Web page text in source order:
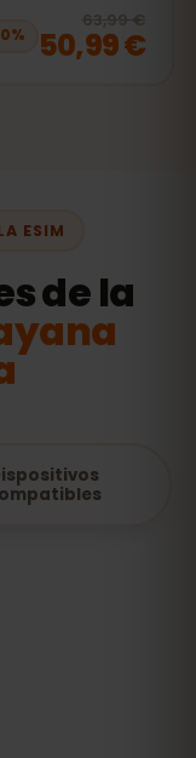
%
63,99 €
50,99 €
ESIM
de la